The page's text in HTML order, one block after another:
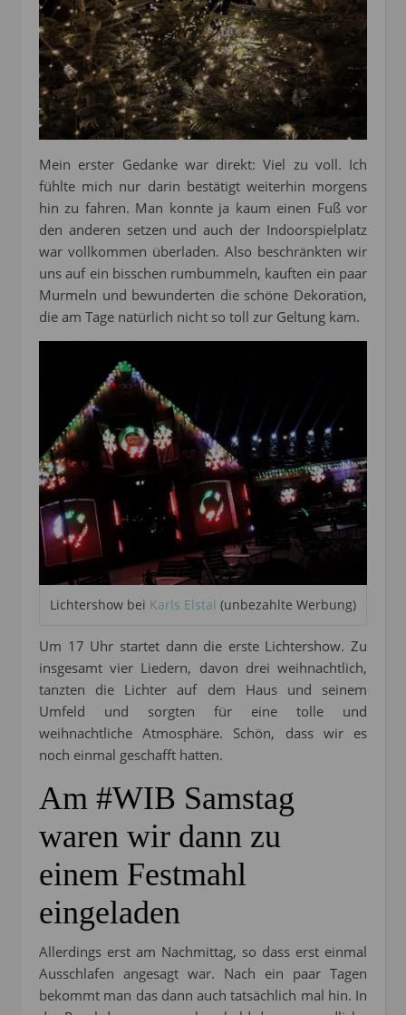
Mein erster Gedanke war direkt: Viel zu voll. Ich
fühlte mich nur darin bestätigt weiterhin morgens
hin zu fahren. Man konnte ja kaum einen Fuß vor
den anderen setzen und auch der Indoorspielplatz
war vollkommen überladen. Also beschränkten wir
uns auf ein bisschen rumbummeln, kauften ein paar
Murmeln und bewunderten die schöne Dekoration,
die am Tage natürlich nicht so toll zur Geltung kam.
Lichtershow bei Karls Elstal (unbezahlte Werbung)
Um 17 Uhr startet dann die erste Lichtershow. Zu
insgesamt vier Liedern, davon drei weihnachtlich,
tanzten die Lichter auf dem Haus und seinem
Umfeld und sorgten für eine tolle und
weihnachtliche Atmosphäre. Schön, dass wir es
noch einmal geschafft hatten.
Am #WIB Samstag
waren wir dann zu
einem Festmahl
eingeladen
Allerdings erst am Nachmittag, so dass erst einmal
Ausschlafen angesagt war. Nach ein paar Tagen
bekommt man das dann auch tatsächlich mal hin. In